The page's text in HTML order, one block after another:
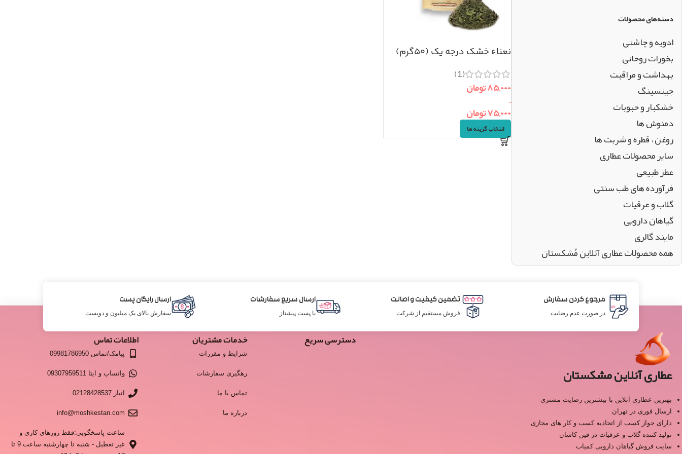
دسته‌های محصولات
ادویه و چاشنی
بخورات روحانی
بهداشت و مراقبت
جینسینگ
خشکبار و حبوبات
دمنوش ها
روغن ، قطره و شربت ها
سایر محصولات عطاری
عطر طبیعی
فرآورده های طب سنتی
گلاب و عرقیات
گیاهان دارویی
مایند گالری
همه محصولات عطاری آنلاین مُشکستان
نعناء خشک درجه یک (۵۰گرم)
(1)
۸۵,۰۰۰تومان
–
۷۵,۰۰۰تومان
انتخاب گزینه ها
مرجوع کردن سفارش
در صورت عدم رضایت
تضمین کیفیت و اصالت
فروش مستقیم از شرکت
ارسال سریع سفارشات
با پست پیشتاز
ارسال رایگان پست
سفارش بالای یک میلیون و دویست
عطاری آنلاین مشکستان
بهترین عطاری آنلاین با بیشترین رضایت مشتری
ارسال فوری در تهران
دارای جواز کسب از اتحادیه کسب و کار های مجازی
تولید کننده گلاب و عرقیات در فین کاشان
سایت فروش گیاهان دارویی کمیاب
دسترسی سریع خدمات مشتریان
شرایط و مقررات
رهگیری سفارشات
تماس با ما
درباره ما
اطلاعات تماس
پیامک/تماس 09981786950
واتساپ و ایتا 09307959511
انبار 02128428537
info@moshkestan.com
ساعت پاسخگویی:فقط روزهای کاری و
غیر تعطیل - شنبه تا چهارشنبه ساعت 9 تا